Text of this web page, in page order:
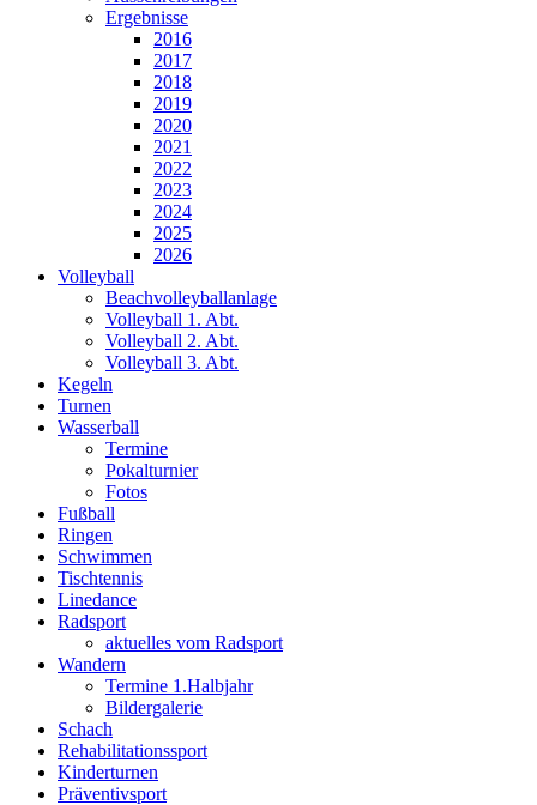
Ergebnisse
2016
2017
2018
2019
2020
2021
2022
2023
2024
2025
2026
Volleyball
Beachvolleyballanlage
Volleyball 1. Abt.
Volleyball 2. Abt.
Volleyball 3. Abt.
Kegeln
Turnen
Wasserball
Termine
Pokalturnier
Fotos
Fußball
Ringen
Schwimmen
Tischtennis
Linedance
Radsport
aktuelles vom Radsport
Wandern
Termine 1.Halbjahr
Bildergalerie
Schach
Rehabilitationssport
Kinderturnen
Präventivsport